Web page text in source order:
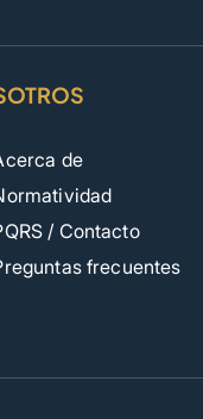
de
/ Contacto
frecuentes